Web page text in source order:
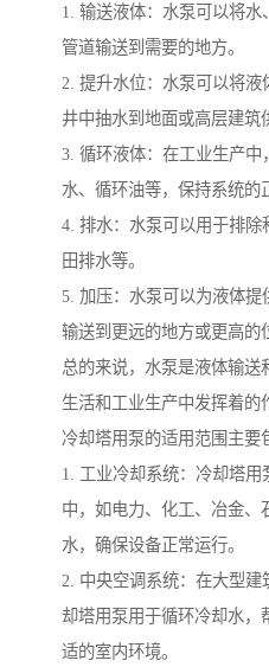
1. 输送液体：水泵可以将
管道输送到需要的地方。
2. 提升水位：水泵可以将
井中抽水到地面或高层建筑
3. 循环液体：在工业生产
水、循环油等，保持系统的
4. 排水：水泵可以用于排
田排水等。
5. 加压：水泵可以为液体
输送到更远的地方或更高的
总的来说，水泵是液体输送
生活和工业生产中发挥着的
冷却塔用泵的适用范围主要
1. 工业冷却系统：冷却塔
中，如电力、化工、冶金、
水，确保设备正常运行。
2. 中央空调系统：在大型
却塔用泵用于循环冷却水，
适的室内环境。